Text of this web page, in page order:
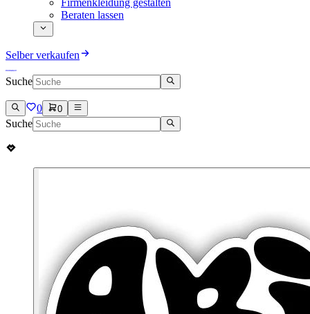
Beraten lassen
Selber verkaufen
Suche
0 0
Suche